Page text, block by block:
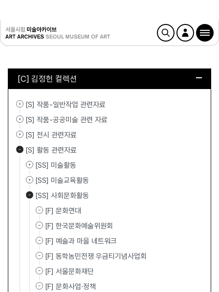
[C] 김정헌 컬렉션
[S] 작품-일반작업 관련자료
[S] 작품-공공미술 관련 자료
[S] 전시 관련자료
[S] 활동 관련자료
[SS] 미술활동
[SS] 미술교육활동
[SS] 사회문화활동
[F] 문화연대
[F] 한국문화예술위원회
[F] 예술과 마을 네트워크
[F] 동학농민전쟁 우금티기념사업회
[F] 서울문화재단
[F] 문화사업·정책